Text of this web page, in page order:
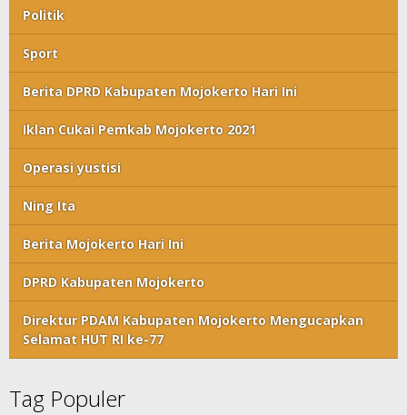
Politik
Sport
Berita DPRD Kabupaten Mojokerto Hari Ini
Iklan Cukai Pemkab Mojokerto 2021
Operasi yustisi
Ning Ita
Berita Mojokerto Hari Ini
DPRD Kabupaten Mojokerto
Direktur PDAM Kabupaten Mojokerto Mengucapkan
Selamat HUT RI ke-77
Tag Populer